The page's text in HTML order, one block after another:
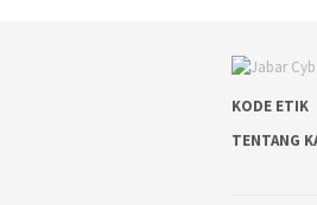
KODE ETIK
TENTANG